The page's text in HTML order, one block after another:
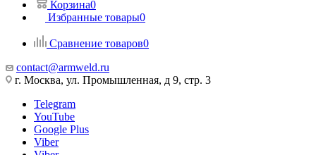
Корзина0
Избранные товары0
Сравнение товаров0
contact@armweld.ru
г. Москва, ул. Промышленная, д 9, стр. 3
Telegram
YouTube
Google Plus
Viber